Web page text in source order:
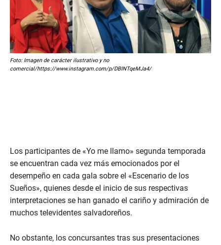
Foto: Imagen de carácter ilustrativo y no
comercial/https://www.instagram.com/p/DBINTqeMJa4/
Los participantes de «Yo me llamo» segunda temporada
se encuentran cada vez más emocionados por el
desempeño en cada gala sobre el «Escenario de los
Sueños», quienes desde el inicio de sus respectivas
interpretaciones se han ganado el cariño y admiración de
muchos televidentes salvadoreños.
No obstante, los concursantes tras sus presentaciones